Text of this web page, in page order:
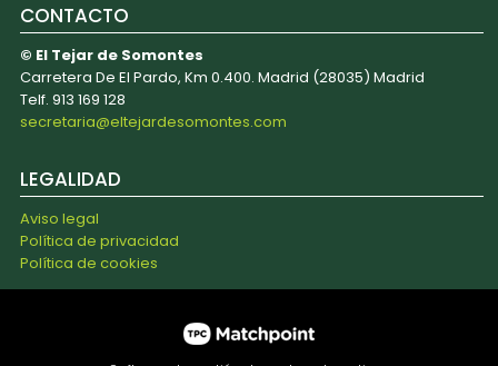
CONTACTO
© El Tejar de Somontes
Carretera De El Pardo, Km 0.400. Madrid (28035) Madrid
Telf. 913 169 128
secretaria@eltejardesomontes.com
LEGALIDAD
Aviso legal
Política de privacidad
Política de cookies